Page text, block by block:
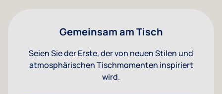
Gemeinsam am Tisch
Seien Sie der Erste, der von neuen Stilen und
atmosphärischen Tischmomenten inspiriert
wird.